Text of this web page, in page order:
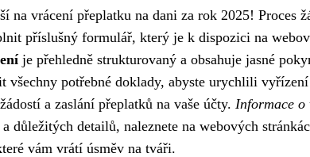
na vrácení přeplatku na dani za rok 2025! Proces
příslušný formulář, který je k dispozici na
je přehledně strukturovaný a obsahuje jasné
všechny potřebné doklady, abyste urychlili
a zaslání přeplatků na vaše účty. Informace
důležitých detailů, naleznete na webových
vám vrátí úsměv na tváři.